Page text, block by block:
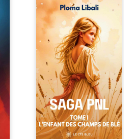
Autrefois, les
champs d’Atlantis
vibraient sous le
vent et les enfants
couraient dans les
blés. Puis la
couronne plia le
genou, livrant son
peuple à l’ombre
d’Ivorny. À Atove,
Luwel aurait pu
disparaître dans
les ruines de son
destin ; pourtant,
sous les pierres
d’un temple